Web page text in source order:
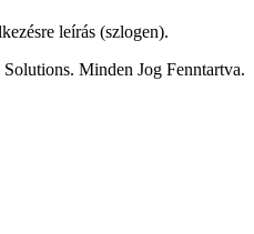
leírás (szlogen).
Minden Jog Fenntartva.